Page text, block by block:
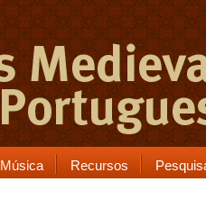
Música Recursos